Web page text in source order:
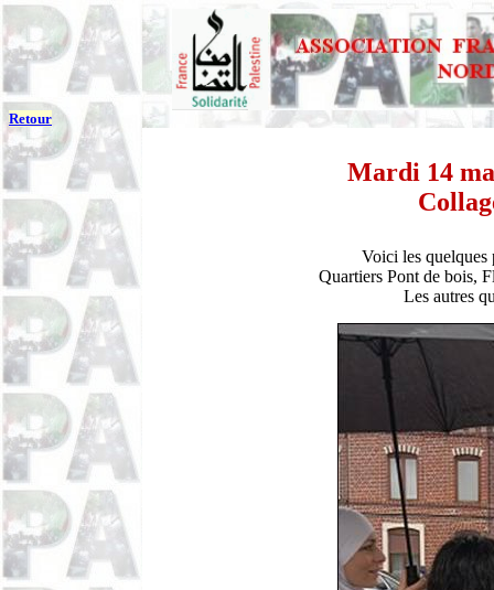
Retour
Mardi 14
Voici les quelques
Quartiers Pont de bois,
Les autres